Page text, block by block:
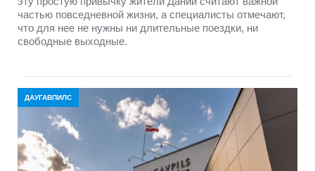
частью повседневной жизни, а специалисты отмечают,
что для нее не нужны ни длительные поездки, ни
свободные выходные.
ДАУГАВПИЛС